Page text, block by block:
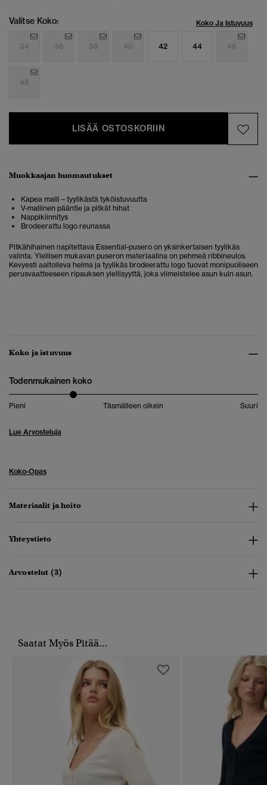
Valitse Koko: Koko Ja Istuvuus
34 36 38 40 42 44 46
48
LISÄÄ OSTOSKORIIN
Muokkaajan huomautukset
Kapea malli – tyylikästä tyköistuvuutta
V-mallinen pääntie ja pitkät hihat
Nappikiinnitys
Brodeerattu logo reunassa
Pitkähihainen napitettava Essential-pusero on yksinkertaisen tyylikäs
valinta. Ylellisen mukavan puseron materiaalina on pehmeä ribbineulos.
Kevyesti aaltoileva helma ja tyylikäs brodeerattu logo tuovat monipuoliseen
perusvaatteeseen ripauksen ylellisyyttä, joka viimeistelee asun kuin asun.
Koko ja istuvuus
Todenmukainen koko
Pieni Täsmälleen oikein Suuri
Lue Arvosteluja
Koko-Opas
Materiaalit ja hoito
Yhteystieto
Arvostelut (3)
Saatat Myös Pitää...